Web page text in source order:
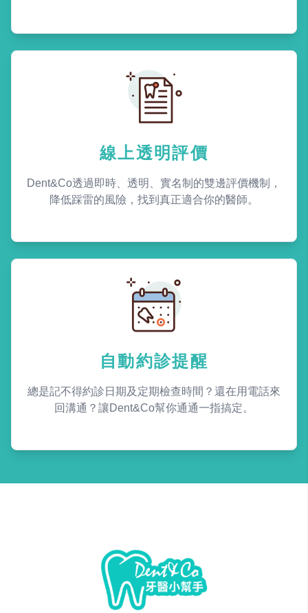
線上透明評價
Dent&Co透過即時、透明、實名制的雙邊評價機制，
降低踩雷的風險，找到真正適合你的醫師。
自動約診提醒
總是記不得約診日期及定期檢查時間？還在用電話來
回溝通？讓Dent&Co幫你通通一指搞定。